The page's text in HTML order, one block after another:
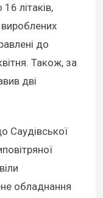
літаків,
до
Також, за
дві
Саудівської
обладнання